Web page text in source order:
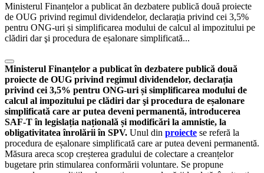
Ministerul Finanțelor a publicat ăn dezbatere publică două proiecte
de OUG privind regimul dividendelor, declarația privind cei 3,5%
pentru ONG-uri și simplificarea modului de calcul al impozitului pe
clădiri dar şi procedura de eșalonare simplificată...
Ministerul Finanțelor a publicat în dezbatere publică două
proiecte de OUG privind regimul dividendelor, declarația
privind cei 3,5% pentru ONG-uri și simplificarea modului de
calcul al impozitului pe clădiri dar şi procedura de eșalonare
simplificată care ar putea deveni permanentă, introducerea
SAF-T în legislația națională și modificări la amnistie, la
obligativitatea înrolării în SPV. Unul din proiecte se referă la
procedura de eșalonare simplificată care ar putea deveni permanentă.
Măsura areca scop creșterea gradului de colectare a creanțelor
bugetare prin stimularea conformării voluntare. Se propune